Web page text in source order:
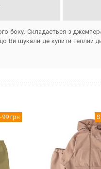
боку. Складається з
шукали де купити теплий
-99 грн